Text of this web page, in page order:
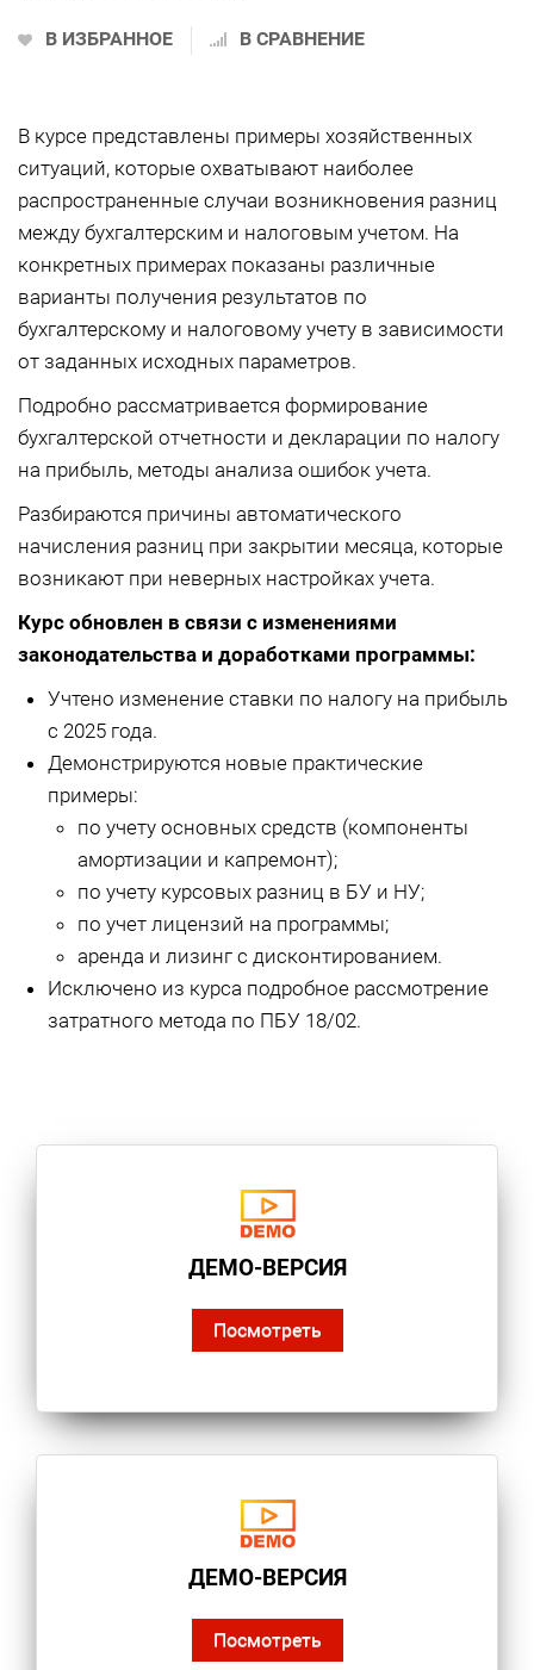
В ИЗБРАННОЕ В СРАВНЕНИЕ
В курсе представлены примеры хозяйственных
ситуаций, которые охватывают наиболее
распространенные случаи возникновения разниц
между бухгалтерским и налоговым учетом. На
конкретных примерах показаны различные
варианты получения результатов по
бухгалтерскому и налоговому учету в зависимости
от заданных исходных параметров.
Подробно рассматривается формирование
бухгалтерской отчетности и декларации по налогу
на прибыль, методы анализа ошибок учета.
Разбираются причины автоматического
начисления разниц при закрытии месяца, которые
возникают при неверных настройках учета.
Курс обновлен в связи с изменениями
законодательства и доработками программы:
Учтено изменение ставки по налогу на прибыль
с 2025 года.
Демонстрируются новые практические
примеры:
по учету основных средств (компоненты
амортизации и капремонт);
по учету курсовых разниц в БУ и НУ;
по учет лицензий на программы;
аренда и лизинг с дисконтированием.
Исключено из курса подробное рассмотрение
затратного метода по ПБУ 18/02.
ДЕМО-ВЕРСИЯ
Посмотреть
ДЕМО-ВЕРСИЯ
Посмотреть